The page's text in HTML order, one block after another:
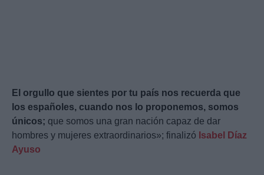
El orgullo que sientes por tu país nos recuerda que
los españoles, cuando nos lo proponemos, somos
únicos; que somos una gran nación capaz de dar
hombres y mujeres extraordinarios»; finalizó Isabel Díaz
Ayuso